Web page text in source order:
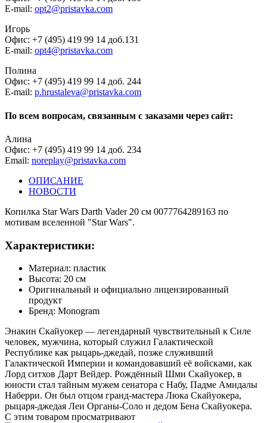
E-mail: opt2@pristavka.com
Игорь
Офис: +7 (495) 419 99 14 доб.131
E-mail: opt4@pristavka.com
Полина
Офис: +7 (495) 419 99 14 доб. 244
E-mail: p.hrustaleva@pristavka.com
По всем вопросам, связанным с заказами через сайт:
Алина
Офис: +7 (495) 419 99 14 доб. 234
Email: noreplay@pristavka.com
ОПИСАНИЕ
НОВОСТИ
Копилка Star Wars Darth Vader 20 см 0077764289163 по
мотивам вселенной "Star Wars".
Характеристики:
Материал: пластик
Высота: 20 см
Оригинальный и официально лицензированный
продукт
Бренд: Monogram
Энакин Скайуокер — легендарный чувствительный к Силе
человек, мужчина, который служил Галактической
Республике как рыцарь-джедай, позже служивший
Галактической Империи и командовавший её войсками, как
Лорд ситхов Дарт Вейдер. Рождённый Шми Скайуокер, в
юности стал тайным мужем сенатора с Набу, Падме Амидалы
Наберри. Он был отцом гранд-мастера Люка Скайуокера,
рыцаря-джедая Леи Органы-Соло и дедом Бена Скайуокера.
С этим товаром просматривают